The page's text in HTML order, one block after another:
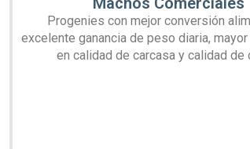
Progenies con mejor conversión
excelente ganancia de peso diaria,
en calidad de carcasa y calidad de